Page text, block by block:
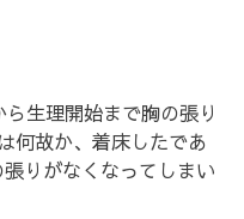
生理開始まで胸の張り
何故か、着床したであ
りがなくなってしまい